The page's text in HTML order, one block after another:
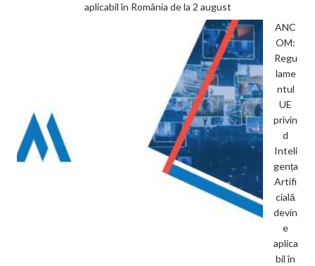
aplicabil în România de la 2 august
ANC
OM:
Regu
lame
ntul
UE
privin
d
Inteli
gența
Artifi
cială
devin
e
aplica
bil în